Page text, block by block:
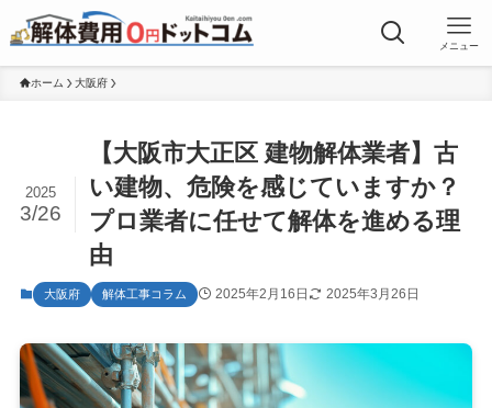
メニュー
ホーム 大阪府
【大阪市大正区 建物解体業者】古
い建物、危険を感じていますか？
プロ業者に任せて解体を進める理
由
2025
3/26
大阪府 解体工事コラム 2025年2月16日 2025年3月26日